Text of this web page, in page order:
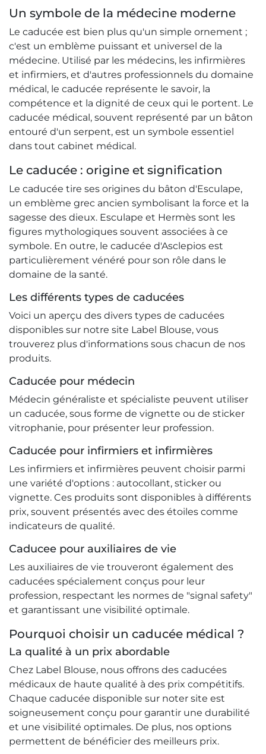
Un symbole de la médecine moderne
Le caducée est bien plus qu'un simple ornement ;
c'est un emblème puissant et universel de la
médecine. Utilisé par les médecins, les infirmières
et infirmiers, et d'autres professionnels du domaine
médical, le caducée représente le savoir, la
compétence et la dignité de ceux qui le portent. Le
caducée médical, souvent représenté par un bâton
entouré d'un serpent, est un symbole essentiel
dans tout cabinet médical.
Le caducée : origine et signification
Le caducée tire ses origines du bâton d'Esculape,
un emblème grec ancien symbolisant la force et la
sagesse des dieux. Esculape et Hermès sont les
figures mythologiques souvent associées à ce
symbole. En outre, le caducée d'Asclepios est
particulièrement vénéré pour son rôle dans le
domaine de la santé.
Les différents types de caducées
Voici un aperçu des divers types de caducées
disponibles sur notre site Label Blouse, vous
trouverez plus d'informations sous chacun de nos
produits.
Caducée pour médecin
Médecin généraliste et spécialiste peuvent utiliser
un caducée, sous forme de vignette ou de sticker
vitrophanie, pour présenter leur profession.
Caducée pour infirmiers et infirmières
Les infirmiers et infirmières peuvent choisir parmi
une variété d'options : autocollant, sticker ou
vignette. Ces produits sont disponibles à différents
prix, souvent présentés avec des étoiles comme
indicateurs de qualité.
Caducee pour auxiliaires de vie
Les auxiliaires de vie trouveront également des
caducées spécialement conçus pour leur
profession, respectant les normes de "signal safety"
et garantissant une visibilité optimale.
Pourquoi choisir un caducée médical ?
La qualité à un prix abordable
Chez Label Blouse, nous offrons des caducées
médicaux de haute qualité à des prix compétitifs.
Chaque caducée disponible sur noter site est
soigneusement conçu pour garantir une durabilité
et une visibilité optimales. De plus, nos options
permettent de bénéficier des meilleurs prix.